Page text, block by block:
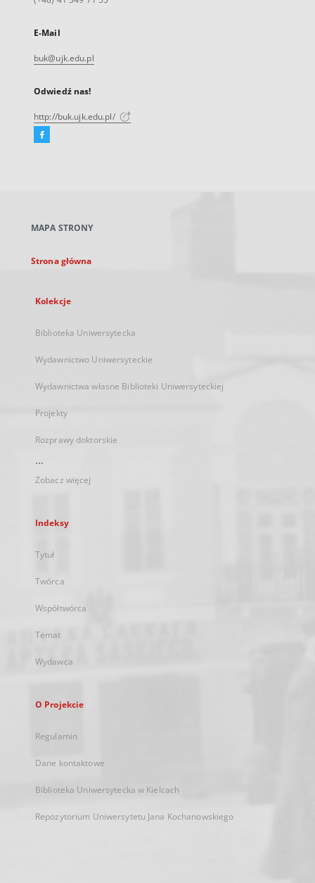
E-Mail
buk@ujk.edu.pl
Odwiedź nas!
http://buk.ujk.edu.pl/
Facebook
karcie
MAPA STRONY
Strona główna
Kolekcje
Biblioteka Uniwersytecka
Wydawnictwo Uniwersyteckie
Wydawnictwa własne Biblioteki Uniwersyteckiej
Projekty
Rozprawy doktorskie
...
Zobacz więcej
Indeksy
Tytuł
Twórca
Współtwórca
Temat
Wydawca
O Projekcie
Regulamin
Dane kontaktowe
Biblioteka Uniwersytecka w Kielcach
Repozytorium Uniwersytetu Jana Kochanowskiego